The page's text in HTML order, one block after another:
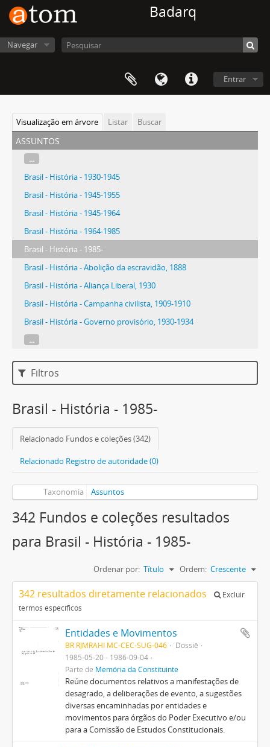
Badarq
Navegar
Entrar
Visualização em árvore Listar Buscar
assuntos
...
Brasil - História - 1930-1945
Brasil - História - 1945-1955
Brasil - História - 1945-1964
Brasil - História - 1964-1985
Brasil - História - 1985-
Brasil - História - Abolição da escravidão, 1888
Brasil - História - Aliança Liberal, 1930
Brasil - História - Campanha civilista, 1909-1910
Brasil - História - Governo provisório, 1930-1934
...
Filtros
Brasil - História - 1985-
Relacionado Fundos e coleções (342)
Relacionado Registro de autoridade (0)
Taxonomia Assuntos
342 Fundos e coleções resultados
para Brasil - História - 1985-
Ordenar por: Título Ordem: Crescente
342 resultados diretamente relacionados
Excluir
termos específicos
Entidades e Movimentos
BR RJMRAHI MC-CEC-SUG-046
Dossiê
1985-05-20 - 1986-09-04
Parte de Memória da Constituinte
Reúne documentos relativos a manifestações de
desagrado, a deliberações de evento, a sugestões
diversas encaminhadas por entidades e
movimentos para órgãos do Poder Executivo e/ou
para a Comissão de Estudos Constitucionais.